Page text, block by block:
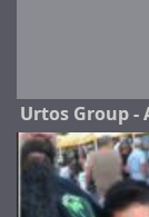
Urtos Group -